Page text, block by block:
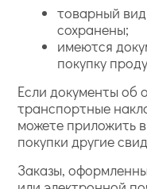
товарный
сохранены;
имеются
покупку
Если документы об
транспортные
можете приложить
покупки другие
Заказы,